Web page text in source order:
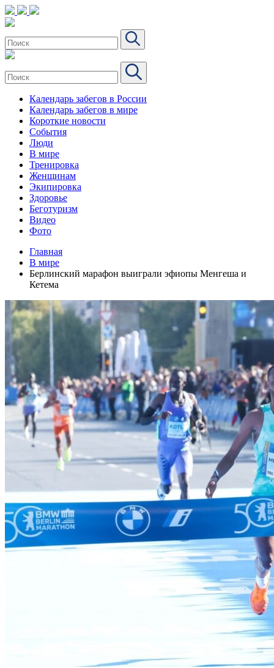
Календарь забегов в России
Календарь забегов в мире
Короткие новости
События
Люди
В мире
Тренировка
Женщинам
Экипировка
Здоровье
Беготуризм
Видео
Фото
Главная
В мире
Берлинский марафон выиграли эфиопы Менгеша и
Кетема